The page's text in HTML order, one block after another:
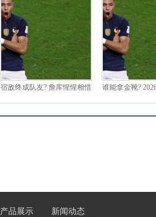
宿敌终成队友? 詹库惺惺相惜
谁能拿金靴?
产品展示 新闻动态